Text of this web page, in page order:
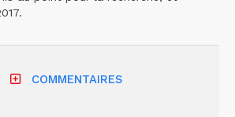
COMMENTAIRES